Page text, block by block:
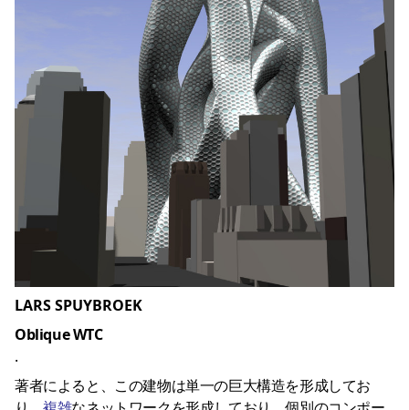
LARS SPUYBROEK
Oblique WTC
.
著者によると、この建物は単一の巨大構造を形成してお